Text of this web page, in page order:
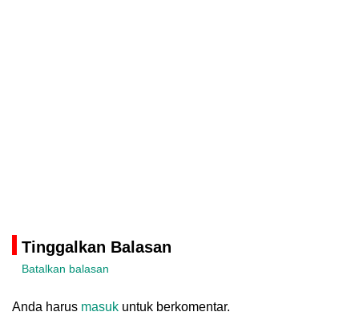
Tinggalkan Balasan
Batalkan balasan
Anda harus masuk untuk berkomentar.